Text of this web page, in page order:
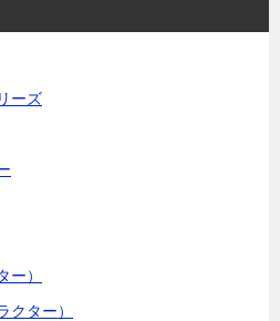
ーズ
ー）
クター）